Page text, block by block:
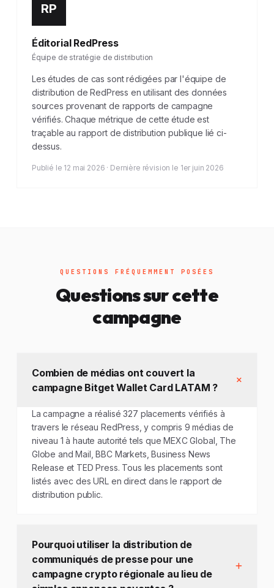
RP
Éditorial RedPress
Équipe de stratégie de distribution
Les études de cas sont rédigées par l'équipe de
distribution de RedPress en utilisant des données
sources provenant de rapports de campagne
vérifiés. Chaque métrique de cette étude est
traçable au rapport de distribution publique lié ci-
dessus.
Publié le 12 mai 2026 · Dernière révision le 1er juin 2026
QUESTIONS FRÉQUEMMENT POSÉES
Questions sur cette
campagne
Combien de médias ont couvert la
campagne Bitget Wallet Card LATAM ?
La campagne a réalisé 327 placements vérifiés à
travers le réseau RedPress, y compris 9 médias de
niveau 1 à haute autorité tels que MEXC Global, The
Globe and Mail, BBC Markets, Business News
Release et TED Press. Tous les placements sont
listés avec des URL en direct dans le rapport de
distribution public.
Pourquoi utiliser la distribution de
communiqués de presse pour une
campagne crypto régionale au lieu de